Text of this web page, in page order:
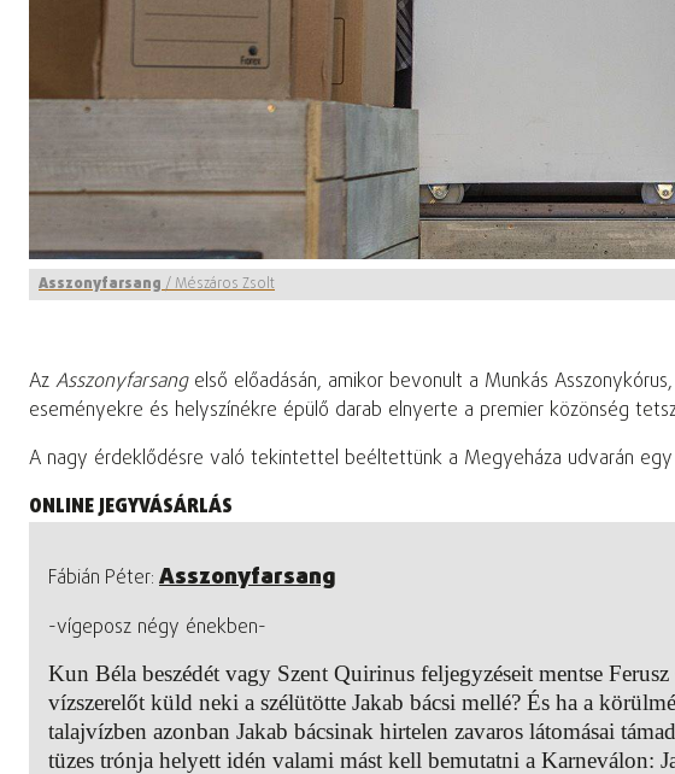
Asszonyfarsang/Mészáros Zsolt
Az Asszonyfarsangelső előadásán, amikor bevonult a Munkás
eseményekre és helyszínékre épülő darab elnyerte a premier közönség
A nagy érdeklődésre való tekintettel beéltettünk a Megyeháza udvarán
ONLINE JEGYVÁSÁRLÁS
Fábián Péter: Asszonyfarsang
-vígeposz négy énekben-
Kun Béla beszédét vagy Szent Quirinus feljegyzéseit mentse
vízszerelőt küld neki a szélütötte Jakab bácsi mellé? És ha a
talajvízben azonban Jakab bácsinak hirtelen zavaros látomásai
tüzes trónja helyett idén valami mást kell bemutatni a Karneválon: